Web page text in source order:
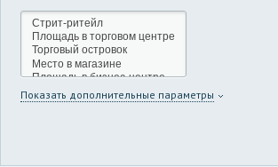
Показать дополнительные параметры